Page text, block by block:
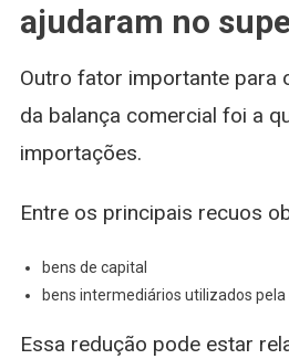
ajudaram no
Outro fator importante para
da balança comercial foi a
importações.
Entre os principais recuos
bens de capital
bens intermediários utilizados
Essa redução pode estar